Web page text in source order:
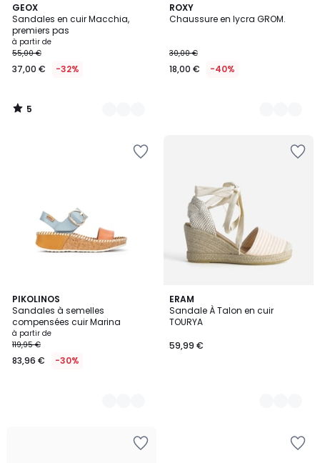
GEOX
Sandales en cuir Macchia,
premiers pas
à partir de
55,00 €
37,00 € -32%
5
/
5
4
Couleurs
5
/
ROXY
Chaussure en lycra GROM.
30,00 €
18,00 € -40%
3
Couleurs
PIKOLINOS
Sandales à semelles
compensées cuir Marina
à partir de
119,95 €
83,96 € -30%
3
Couleurs
ERAM
Sandale À Talon en cuir
TOURYA
59,99 €
2
Couleurs